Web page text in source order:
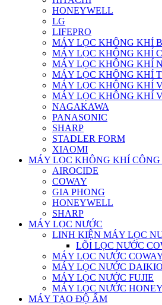
HONEYWELL
LG
LIFEPRO
MÁY LỌC KHÔNG KHÍ
MÁY LỌC KHÔNG KHÍ
MÁY LỌC KHÔNG KHÍ
MÁY LỌC KHÔNG KHÍ
MÁY LỌC KHÔNG KHÍ
MÁY LỌC KHÔNG KHÍ
NAGAKAWA
PANASONIC
SHARP
STADLER FORM
XIAOMI
MÁY LỌC KHÔNG KHÍ CÔNG
AIROCIDE
COWAY
GIA PHONG
HONEYWELL
SHARP
MÁY LỌC NƯỚC
LINH KIỆN MÁY LỌC
LÕI LỌC NƯỚC
MÁY LỌC NƯỚC
MÁY LỌC NƯỚC DAIKIO
MÁY LỌC NƯỚC FUJIE
MÁY LỌC NƯỚC
MÁY TẠO ĐỘ ẨM